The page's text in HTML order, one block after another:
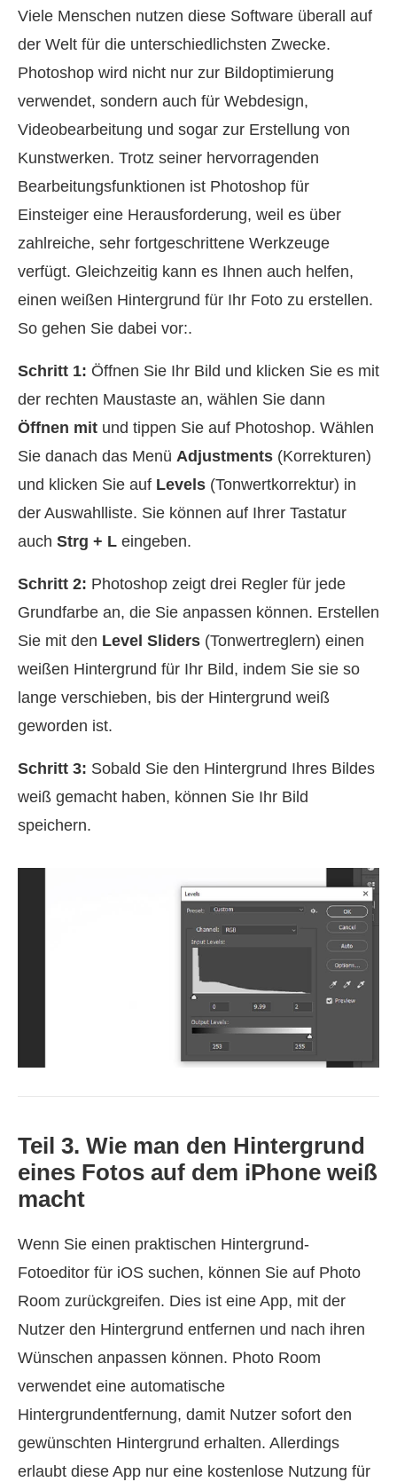
Viele Menschen nutzen diese Software überall auf
der Welt für die unterschiedlichsten Zwecke.
Photoshop wird nicht nur zur Bildoptimierung
verwendet, sondern auch für Webdesign,
Videobearbeitung und sogar zur Erstellung von
Kunstwerken. Trotz seiner hervorragenden
Bearbeitungsfunktionen ist Photoshop für
Einsteiger eine Herausforderung, weil es über
zahlreiche, sehr fortgeschrittene Werkzeuge
verfügt. Gleichzeitig kann es Ihnen auch helfen,
einen weißen Hintergrund für Ihr Foto zu erstellen.
So gehen Sie dabei vor:.
Schritt 1: Öffnen Sie Ihr Bild und klicken Sie es mit
der rechten Maustaste an, wählen Sie dann
Öffnen mit und tippen Sie auf Photoshop. Wählen
Sie danach das Menü Adjustments (Korrekturen)
und klicken Sie auf Levels (Tonwertkorrektur) in
der Auswahlliste. Sie können auf Ihrer Tastatur
auch Strg + L eingeben.
Schritt 2: Photoshop zeigt drei Regler für jede
Grundfarbe an, die Sie anpassen können. Erstellen
Sie mit den Level Sliders (Tonwertreglern) einen
weißen Hintergrund für Ihr Bild, indem Sie sie so
lange verschieben, bis der Hintergrund weiß
geworden ist.
Schritt 3: Sobald Sie den Hintergrund Ihres Bildes
weiß gemacht haben, können Sie Ihr Bild
speichern.
Teil 3. Wie man den Hintergrund
eines Fotos auf dem iPhone weiß
macht
Wenn Sie einen praktischen Hintergrund-
Fotoeditor für iOS suchen, können Sie auf Photo
Room zurückgreifen. Dies ist eine App, mit der
Nutzer den Hintergrund entfernen und nach ihren
Wünschen anpassen können. Photo Room
verwendet eine automatische
Hintergrundentfernung, damit Nutzer sofort den
gewünschten Hintergrund erhalten. Allerdings
erlaubt diese App nur eine kostenlose Nutzung für